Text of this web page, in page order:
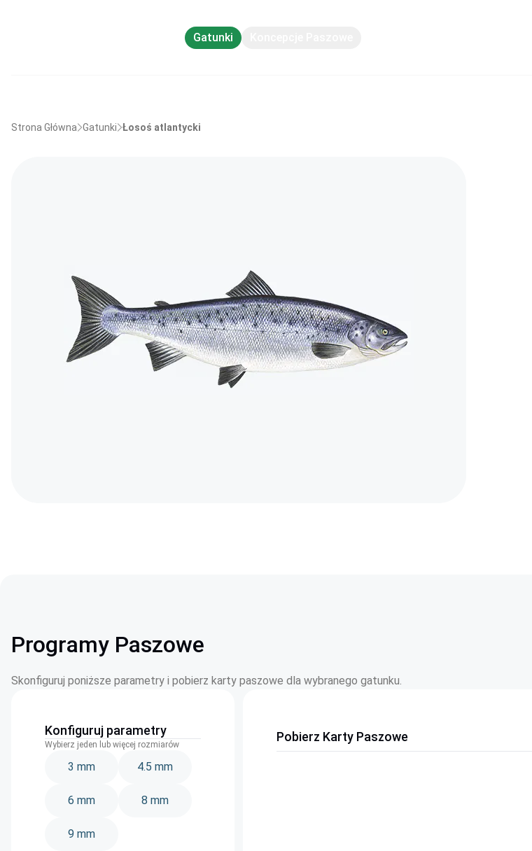
Gatunki
Strona Główna Gatunki Łosoś atlantycki
Programy Paszowe
Skonfiguruj poniższe parametry i pobierz karty paszowe dla wybranego gatunku.
Konfiguruj parametry
Wybierz jeden lub więcej rozmiarów
3 mm 4.5 mm
6 mm 8 mm
9 mm
Pobierz Karty Paszowe